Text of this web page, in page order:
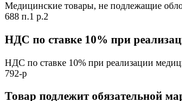
Медицинские товары, не подлежащие
688 п.1 р.2
НДС по ставке 10% при
НДС по ставке 10% при реализации
792-р
Товар подлежит обязательной